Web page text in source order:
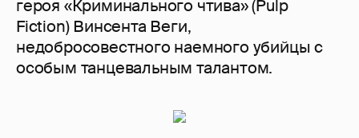
героя «Криминального чтива» (Pulp
Fiction) Винсента Веги,
недобросовестного наемного убийцы с
особым танцевальным талантом.